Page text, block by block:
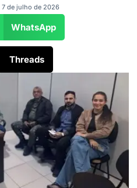
7 de julho de 2026
WhatsApp
Threads